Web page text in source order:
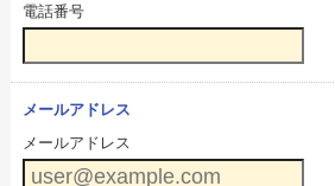
電話番号
メールアドレス
メールアドレス